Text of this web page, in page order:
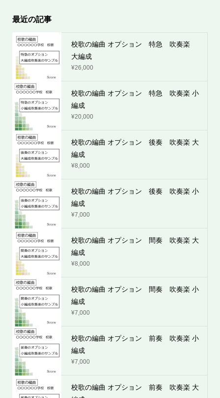
最近の記事
校歌の編曲 オプション 特急 吹奏楽
大編成
¥26,000
校歌の編曲 オプション 特急 吹奏楽 小
編成
¥20,000
校歌の編曲 オプション 後奏 吹奏楽 大
編成
¥8,000
校歌の編曲 オプション 後奏 吹奏楽 小
編成
¥7,000
校歌の編曲 オプション 間奏 吹奏楽 大
編成
¥8,000
校歌の編曲 オプション 間奏 吹奏楽 小
編成
¥7,000
校歌の編曲 オプション 前奏 吹奏楽 小
編成
¥7,000
校歌の編曲 オプション 前奏 吹奏楽 大